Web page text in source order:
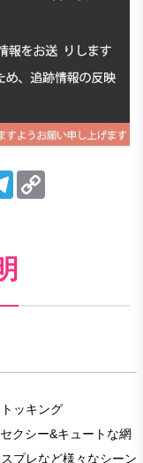
Telegram
ッキング
クシー&キュートな網
プレなど様々なシーン